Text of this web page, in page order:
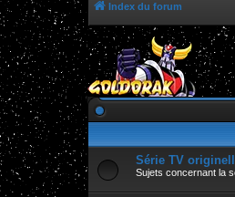
Index du forum
Série TV
Sujets concernant la